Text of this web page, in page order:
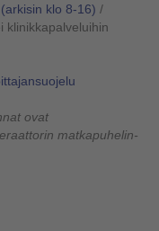
(arkisin klo 8-16) /
klinikkapalveluihin
ovat
matkapuhelin-